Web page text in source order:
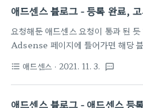
는 페이지를 볼 수 있다. 아래 처럼
내도메인.com 으로 서브 도메인으로
획이 다 틀어 지는데. 같은 여기 티스
을 돌려보자. DNS 쪽 설정을 티스토
티스토리 설정으로 들어가서, 도메인
데이트 한다. 일단 요러케 붙여두고,
애드센스 블로그 - 등록 완료,
요청해둔 애드센스 요청이 통과 된 듯
Adsense 페이지에 들어가면 해당
준비가 되었습니다..." 이제 시작이다!
0$ 이지만 언제가 100불을 만들어
정~~고고. 스킨이 편리하게 애드센스
format_list_bulleted 애드센스 · 2021. 11. 3. textsms
애드센스 블로그 - 애드센스 등